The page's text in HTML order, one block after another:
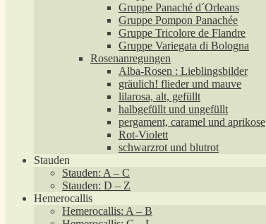
Gruppe Panaché d´Orleans
Gruppe Pompon Panachée
Gruppe Tricolore de Flandre
Gruppe Variegata di Bologna
Rosenanregungen
Alba-Rosen : Lieblingsbilder
gräulich! flieder und mauve
lilarosa, alt, gefüllt
halbgefüllt und ungefüllt
pergament, caramel und aprikose
Rot-Violett
schwarzrot und blutrot
Stauden
Stauden: A – C
Stauden: D – Z
Hemerocallis
Hemerocallis: A – B